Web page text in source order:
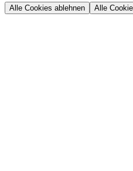
Alle Cookies ablehnen Alle